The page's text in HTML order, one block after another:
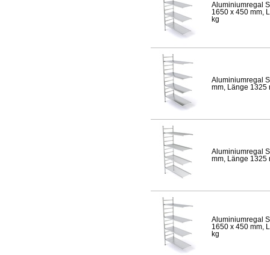
Aluminiumregal
1650 x 450 mm,
kg
Aluminiumregal
mm, Länge 1325
Aluminiumregal
mm, Länge 1325
Aluminiumregal
1650 x 450 mm,
kg